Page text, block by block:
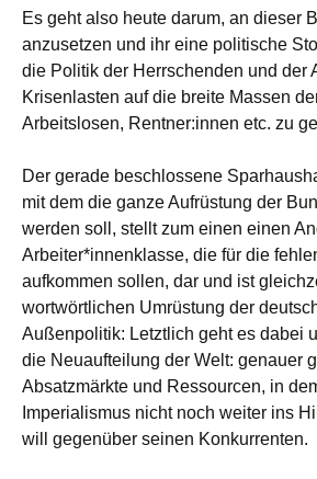
Es geht also heute darum, an dieser
anzusetzen und ihr eine politische
die Politik der Herrschenden und der
Krisenlasten auf die breite Massen
Arbeitslosen, Rentner:innen etc. zu
Der gerade beschlossene
mit dem die ganze Aufrüstung der
werden soll, stellt zum einen einen
Arbeiter*innenklasse, die für die
aufkommen sollen, dar und ist
wortwörtlichen Umrüstung der
Außenpolitik: Letztlich geht es dabei
die Neuaufteilung der Welt: genauer
Absatzmärkte und Ressourcen, in
Imperialismus nicht noch weiter ins
will gegenüber seinen Konkurrenten.